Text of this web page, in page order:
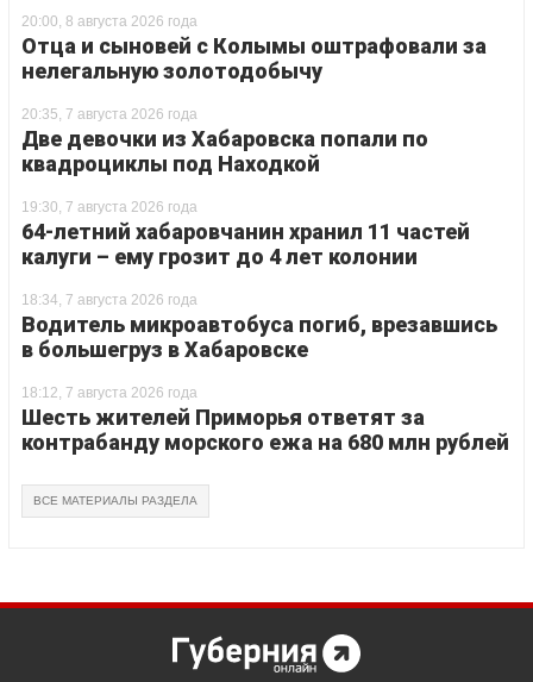
20:00, 8 августа 2026 года
Отца и сыновей с Колымы оштрафовали за
нелегальную золотодобычу
20:35, 7 августа 2026 года
Две девочки из Хабаровска попали по
квадроциклы под Находкой
19:30, 7 августа 2026 года
64-летний хабаровчанин хранил 11 частей
калуги – ему грозит до 4 лет колонии
18:34, 7 августа 2026 года
Водитель микроавтобуса погиб, врезавшись
в большегруз в Хабаровске
18:12, 7 августа 2026 года
Шесть жителей Приморья ответят за
контрабанду морского ежа на 680 млн рублей
ВСЕ МАТЕРИАЛЫ РАЗДЕЛА